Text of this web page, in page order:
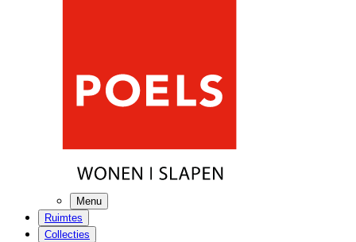
Menu
Ruimtes
Collecties